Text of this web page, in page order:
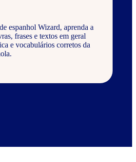
espanhol Wizard, aprenda a
frases e textos em geral
e vocabulários corretos da